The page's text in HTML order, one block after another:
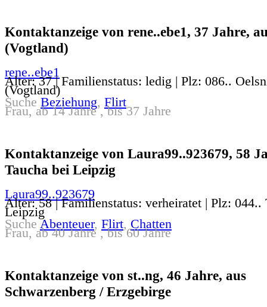
Kontaktanzeige von rene..ebe1, 37 Jahre,
(Vogtland)
rene..ebe1
Alter: 37 | Familienstatus: ledig | Plz: 086..
(Vogtland)
Suche Beziehung, Flirt
Frau, ab 14 Jahre , bis 37 Jahre
Kontaktanzeige von Laura99..923679, 58
Taucha bei Leipzig
Laura99..923679
Alter: 58 | Familienstatus: verheiratet | Plz: 044..
Leipzig
SucheAbenteuer, Flirt, Chatten
Frau, ab 40 Jahre , bis 60 Jahre
Kontaktanzeige von st..ng, 46 Jahre, aus
Schwarzenberg / Erzgebirge